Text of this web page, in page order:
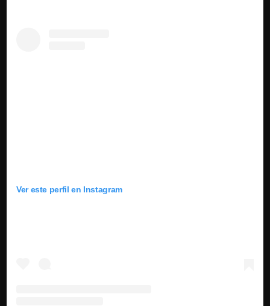
Ver este perfil en Instagram